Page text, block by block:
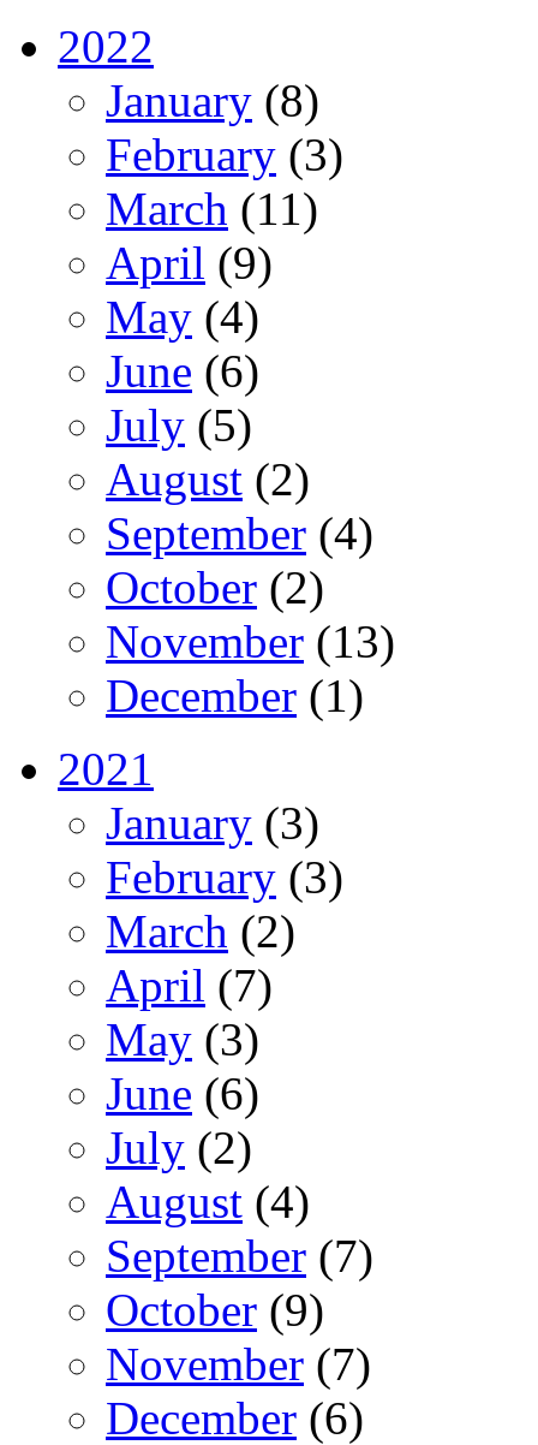
2022
January (8)
February (3)
March (11)
April (9)
May (4)
June (6)
July (5)
August (2)
September (4)
October (2)
November (13)
December (1)
2021
January (3)
February (3)
March (2)
April (7)
May (3)
June (6)
July (2)
August (4)
September (7)
October (9)
November (7)
December (6)